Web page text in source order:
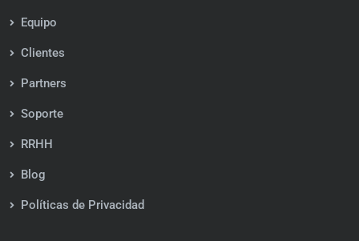
Equipo
Clientes
Partners
Soporte
RRHH
Blog
Políticas de Privacidad